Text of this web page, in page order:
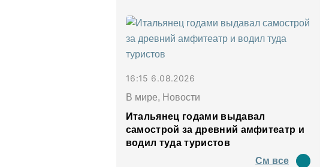
16:15 6.08.2026
В мире, Новости
Итальянец годами выдавал
самострой за древний амфитеатр и
водил туда туристов
См все